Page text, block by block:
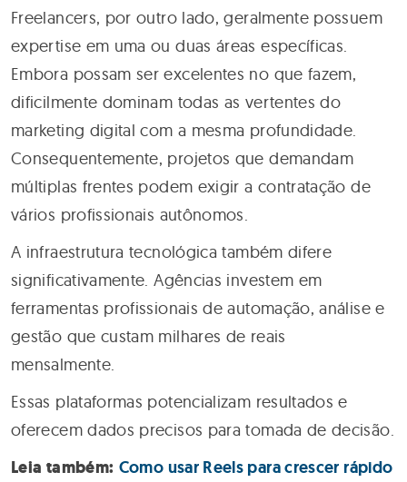
Freelancers, por outro lado, geralmente possuem
expertise em uma ou duas áreas específicas.
Embora possam ser excelentes no que fazem,
dificilmente dominam todas as vertentes do
marketing digital com a mesma profundidade.
Consequentemente, projetos que demandam
múltiplas frentes podem exigir a contratação de
vários profissionais autônomos.
A infraestrutura tecnológica também difere
significativamente. Agências investem em
ferramentas profissionais de automação, análise e
gestão que custam milhares de reais
mensalmente.
Essas plataformas potencializam resultados e
oferecem dados precisos para tomada de decisão.
Leia também: Como usar Reels para crescer rápido